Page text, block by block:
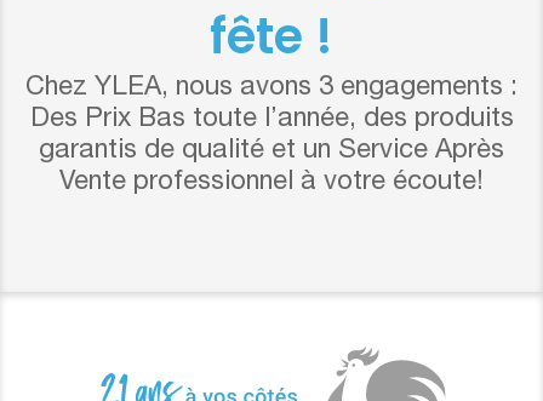
fête !
Chez YLEA, nous avons 3 engagements :
Des Prix Bas toute l’année, des produits
garantis de qualité et un Service Après
Vente professionnel à votre écoute!